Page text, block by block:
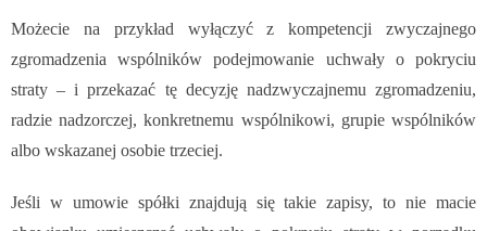
Możecie na przykład wyłączyć z kompetencji zwyczajnego
zgromadzenia wspólników podejmowanie uchwały o pokryciu
straty – i przekazać tę decyzję nadzwyczajnemu zgromadzeniu,
radzie nadzorczej, konkretnemu wspólnikowi, grupie wspólników
albo wskazanej osobie trzeciej.
Jeśli w umowie spółki znajdują się takie zapisy, to nie macie